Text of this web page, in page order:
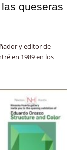
queseras
y editor de
en 1989 en los